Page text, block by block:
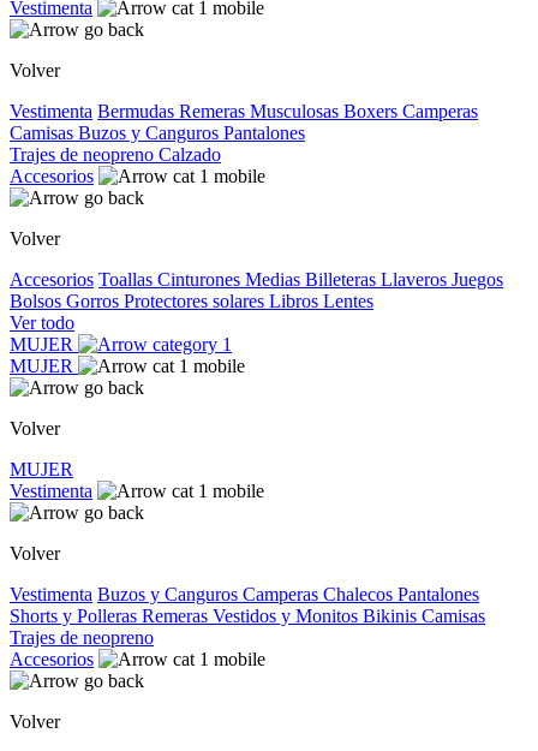
Vestimenta
Volver
Vestimenta Bermudas Remeras Musculosas Boxers Camperas
Camisas Buzos y Canguros Pantalones
Trajes de neopreno Calzado
Accesorios
Volver
Accesorios Toallas Cinturones Medias Billeteras Llaveros Juegos
Bolsos Gorros Protectores solares Libros Lentes
Ver todo
MUJER
MUJER
Volver
MUJER
Vestimenta
Volver
Vestimenta Buzos y Canguros Camperas Chalecos Pantalones
Shorts y Polleras Remeras Vestidos y Monitos Bikinis Camisas
Trajes de neopreno
Accesorios
Volver